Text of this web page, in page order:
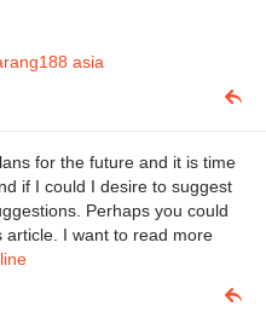
asia
for the future and it is time
if I could I desire to suggest
Perhaps you could
I want to read more